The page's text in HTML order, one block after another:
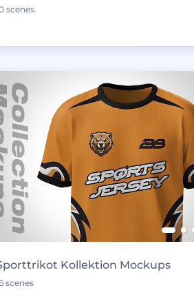
scenes
Kollektion Mockups
scenes